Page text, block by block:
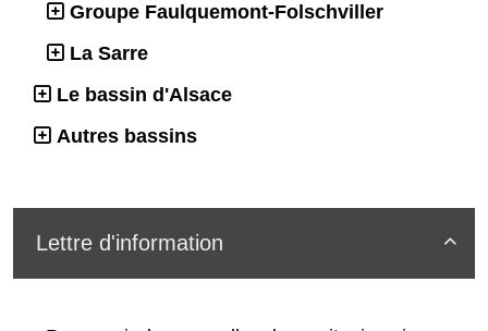
Groupe Faulquemont-Folschviller
La Sarre
Le bassin d'Alsace
Autres bassins

Lettre d'information